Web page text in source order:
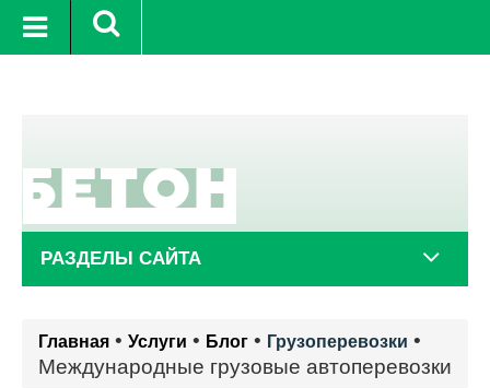
+21°C
РАЗДЕЛЫ САЙТА
Главная • Услуги • Блог • Грузоперевозки •
Международные грузовые автоперевозки